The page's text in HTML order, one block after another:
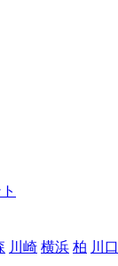
川崎 横浜 柏 川口